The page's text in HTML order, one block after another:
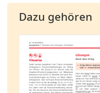
Dazu gehören